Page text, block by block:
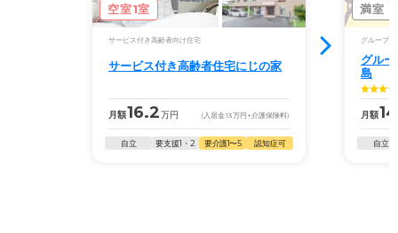
空室1室
サービス付き高齢者向け住宅
サービス付き高齢者住宅にじの家
月額16.2万円 (入居金13万円 +介護保険料)
自立 要支援1・2 要介護1〜5 認知症可
満室
グループホ
グル
島
月額
自立